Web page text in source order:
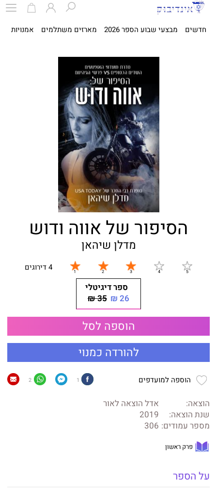
חדשים מבצעי שבוע הספר 2026 מארזים משתלמים אמנויות
הסיפור של אווה ודוש
מדלן שיהאן
4 דירוגים
ספר דיגיטלי
26 ₪
35 ₪
הוספה לסל
להורדה כמנוי
הוספה למועדפים 1
2
הוצאה:
אדל הוצאה לאור
שנת הוצאה:
2019
מספר עמודים: 306
פרק ראשון
על הספר